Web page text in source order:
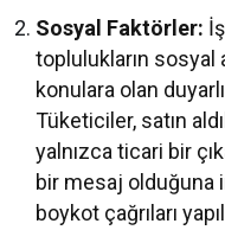
Sosyal Faktörler:
toplulukların sosyal
konulara olan
Tüketiciler, satın
yalnızca ticari bir
bir mesaj olduğuna
boykot çağrıları